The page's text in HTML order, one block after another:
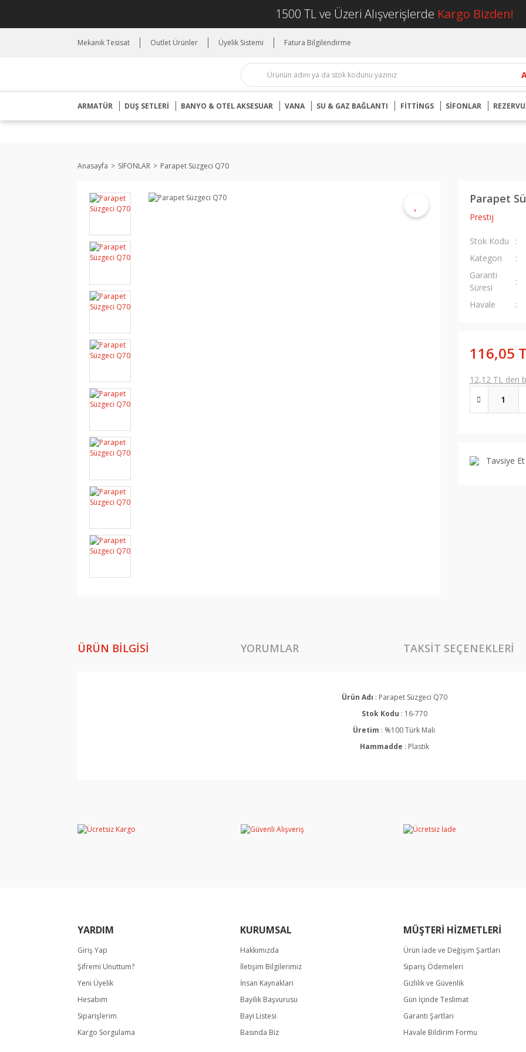
1500 TL ve Üzeri Alışverişlerde Kargo Bizden!
Mekanik Tesisat Outlet Ürünler Üyelik Sistemi Fatura Bilgilendirme
ARMATÜR DUŞ SETLERİ BANYO & OTEL AKSESUAR VANA SU & GAZ BAĞLANTI FİTTİNGS SİFONLAR
Anasayfa SİFONLAR Parapet Süzgeci Q70
Parapet
Prestij
Stok Kodu
Kategori
Garanti
Süresi
Havale
116,05
12,12 TL den
Tavsiye Et
ÜRÜN BILGISI YORUMLAR TAKSIT SEÇENEKLERI
Ürün Adı : Parapet Süzgeci Q70
Stok Kodu : 16-770
Üretim : %100 Türk Malı
Hammadde : Plastik
Yorum Yaz
Ürün resmi kalitesiz, bozuk veya görüntülenemiyor.
Gönder
YARDIM
Giriş Yap
Şifremi Unuttum?
Yeni Üyelik
Hesabım
Siparişlerim
Kargo Sorgulama
KURUMSAL
Hakkımızda
İletişim Bilgilerimiz
İnsan Kaynakları
Bayilik Başvurusu
Bayi Listesi
Basında Biz
MÜŞTERİ HİZMETLERİ
Ürün İade ve Değişim Şartları
Sipariş Ödemeleri
Gizlilik ve Güvenlik
Gün İçinde Teslimat
Garanti Şartları
Havale Bildirim Formu